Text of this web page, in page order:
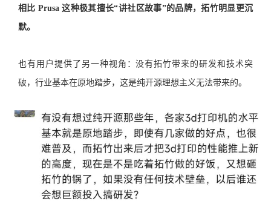
相比 Prusa 这种极其擅长“讲社区故事”的品牌，拓竹明显更沉
默。
也有用户提供了另一种视角：没有拓竹带来的研发和技术突
破，行业基本在原地踏步，这是纯开源理想主义无法带来的。